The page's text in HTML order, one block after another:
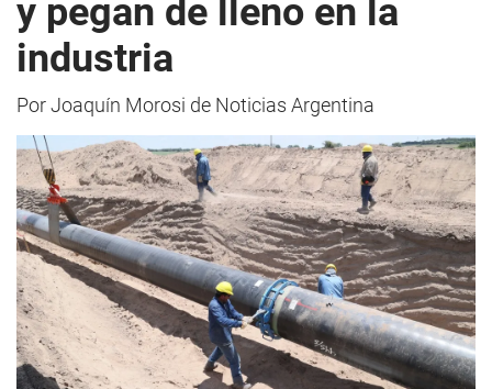
y pegan de lleno en la
industria
Por Joaquín Morosi de Noticias Argentina